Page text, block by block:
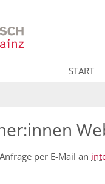
START
per E-Mail an